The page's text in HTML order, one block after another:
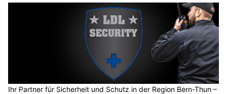
Ihr Partner für Sicherheit und Schutz in der Region Bern-Thun –